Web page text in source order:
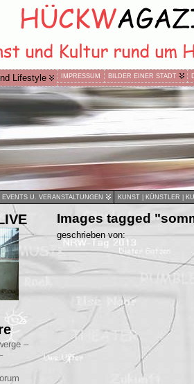
Lifestyle IMPRESSUM BILDER EINER STADT
EVENTS U. VERANSTALTUNGEN KUNST | KÜNSTLER |
–
Images tagged
geschrieben von: